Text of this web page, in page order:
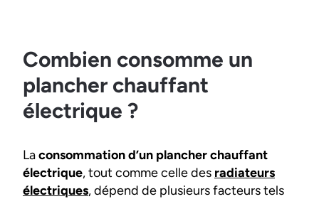
Combien consomme un
plancher chauffant
électrique ?
Laconsommation d’un plancher chauffant
électrique, tout comme celle des radiateurs
électriques, dépend de plusieurs facteurs tels